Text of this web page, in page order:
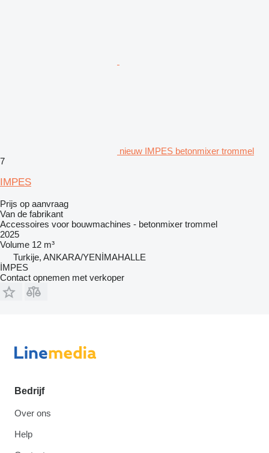
nieuw IMPES betonmixer trommel
7
IMPES
Prijs op aanvraag
Van de fabrikant
Accessoires voor bouwmachines - betonmixer trommel
2025
Volume 12 m³
Turkije, ANKARA/YENİMAHALLE
İMPES
Contact opnemen met verkoper
Bedrijf
Over ons
Help